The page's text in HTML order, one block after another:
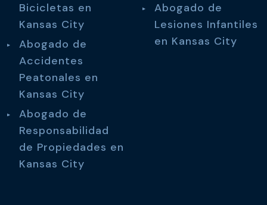
Bicicletas en
Kansas City
Abogado de
Accidentes
Peatonales en
Kansas City
Abogado de
Responsabilidad
de Propiedades en
Kansas City
Abogado de
Lesiones Infantiles
en Kansas City